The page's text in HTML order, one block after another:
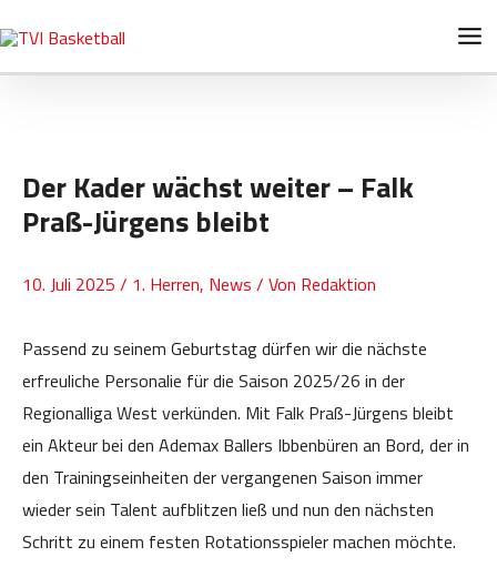
Inhalt
springen
Der Kader wächst weiter – Falk
Praß-Jürgens bleibt
10. Juli 2025 / 1. Herren, News / Von Redaktion
Passend zu seinem Geburtstag dürfen wir die nächste
erfreuliche Personalie für die Saison 2025/26 in der
Regionalliga West verkünden. Mit Falk Praß-Jürgens bleibt
ein Akteur bei den Ademax Ballers Ibbenbüren an Bord, der in
den Trainingseinheiten der vergangenen Saison immer
wieder sein Talent aufblitzen ließ und nun den nächsten
Schritt zu einem festen Rotationsspieler machen möchte.
navigation